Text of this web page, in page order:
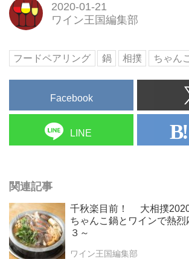
2020-01-21
ワイン王国編集部
フードペアリング 鍋 相撲 ちゃんこ
Facebook
LINE
関連記事
千秋楽目前！ 大相撲2020
ちゃんこ鍋とワインで熱烈
３～
ワイン王国編集部